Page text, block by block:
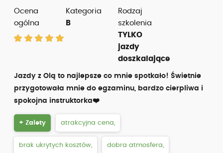
Ocena
ogólna
Kategoria
B
Rodzaj
szkolenia
TYLKO
jazdy
doszkalające
Jazdy z Olą to najlepsze co mnie spotkało! Świetnie
przygotowała mnie do egzaminu, bardzo cierpliwa i
spokojna instruktorka❤️
+ Zalety atrakcyjna cena,
brak ukrytych kosztów, dobra atmosfera,